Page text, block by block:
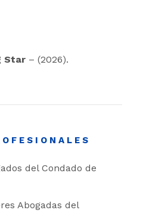
Star – (2026).
del Condado de
Abogadas del